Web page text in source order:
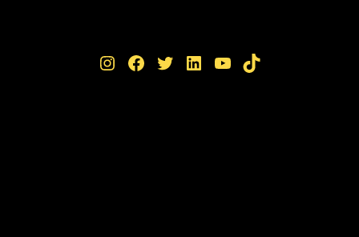
Instagram Facebook Twitter LinkedIn YouTube TikTok